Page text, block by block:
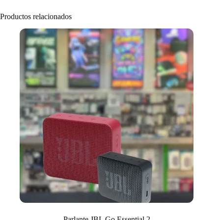
Productos relacionados